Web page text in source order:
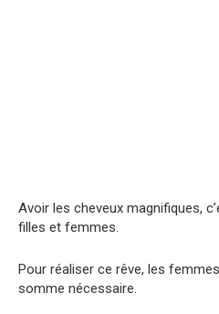
Avoir les cheveux magnifiques,
filles et femmes.
Pour réaliser ce rêve, les
somme nécessaire.